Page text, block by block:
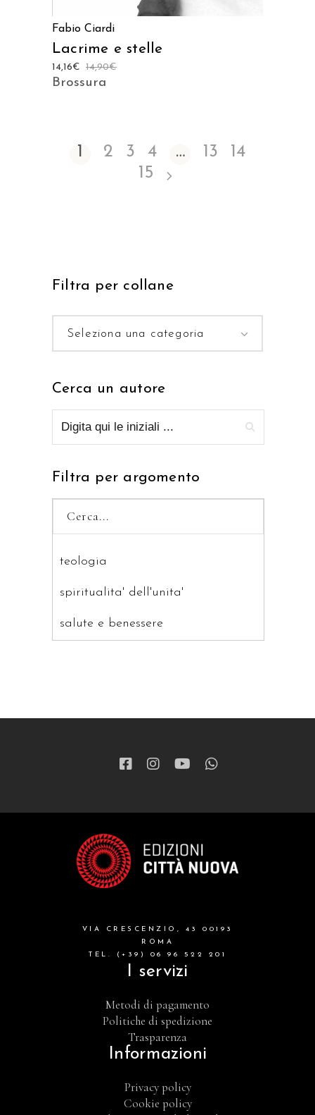
Fabio Ciardi
Lacrime e stelle
14,90€
14,16€
Brossura
1 2 3 4 … 13
14
15
Filtra per collane
Seleziona una categoria
Cerca un autore
Filtra per argomento
teologia
spiritualita' dell'unita'
salute e benessere
patristica
grandi opere
formazione cristiana e liturgia
catalogo storico
attualita'
VIA CRESCENZIO, 43 00193
ROMA
TEL. (+39) 06 96 522 201
I servizi
Metodi di pagamento
Politiche di spedizione
Trasparenza
Informazioni
Privacy policy
Cookie policy